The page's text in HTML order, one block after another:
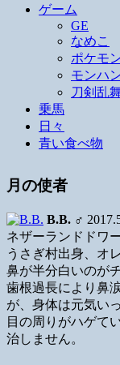
ゲーム
GE
なめこ
ポケモ
モンハ
刀剣乱
乗馬
日々
青い食べ物
月の使者
B.B. ♂
ネザーランドドワ
うさぎ村出身、オ
鼻が半分白いのが
歯根過長により鼻
が、身体は元気い
目の周りがハゲて
治しません。